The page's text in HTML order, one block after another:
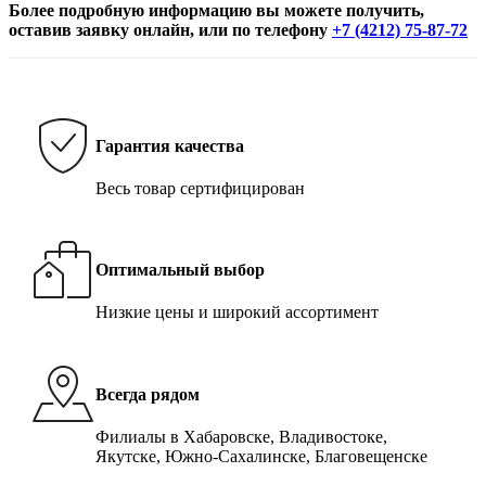
Более подробную информацию вы можете получить,
оставив заявку онлайн, или по телефону +7 (4212) 75-87-72
Гарантия качества
Весь товар сертифицирован
Оптимальный выбор
Низкие цены и широкий ассортимент
Всегда рядом
Филиалы в Хабаровске, Владивостоке,
Якутске, Южно-Сахалинске, Благовещенске